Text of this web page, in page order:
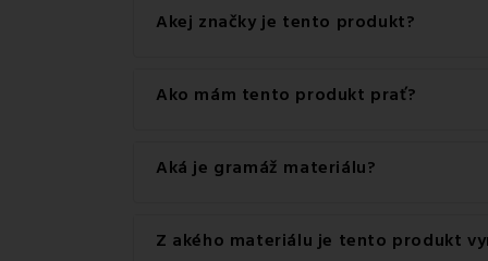
Tento produkt má praktické zapínanie na
Akej značky je tento produkt?
Ide o autentický produkt značky EMI.
Ako mám tento produkt prať?
Pre dosiahnutie najlepších výsledkov
Aká je gramáž materiálu?
Gramáž materiálu použitého pre tento produkt
Z akého materiálu je tento produkt